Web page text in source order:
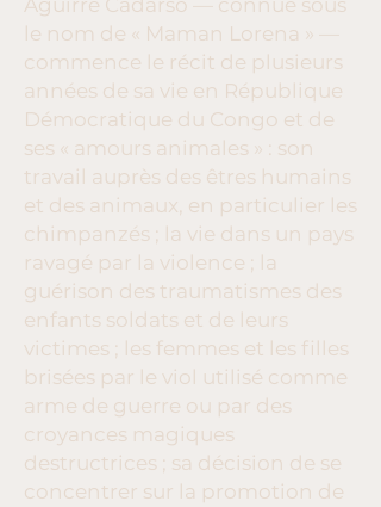
Aguirre Cadarso — connue sous
le nom de « Maman Lorena » —
commence le récit de plusieurs
années de sa vie en République
Démocratique du Congo et de
ses « amours animales » : son
travail auprès des êtres humains
et des animaux, en particulier les
chimpanzés ; la vie dans un pays
ravagé par la violence ; la
guérison des traumatismes des
enfants soldats et de leurs
victimes ; les femmes et les filles
brisées par le viol utilisé comme
arme de guerre ou par des
croyances magiques
destructrices ; sa décision de se
concentrer sur la promotion de